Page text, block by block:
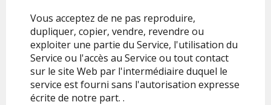
Vous acceptez de ne pas reproduire,
dupliquer, copier, vendre, revendre ou
exploiter une partie du Service, l'utilisation du
Service ou l'accès au Service ou tout contact
sur le site Web par l'intermédiaire duquel le
service est fourni sans l'autorisation expresse
écrite de notre part. .